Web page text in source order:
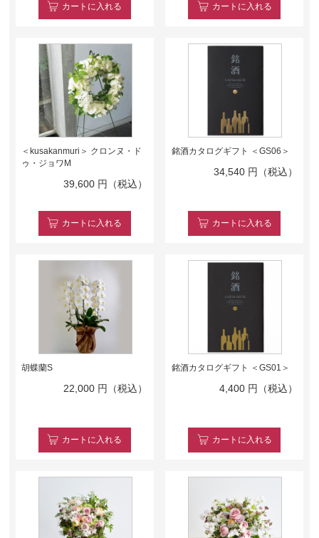
カート に入れる カート に入れる
＜kusakanmuri＞ クロンヌ・ド
ゥ・ジョワM
39,600 円（税込）
カート に入れる
銘酒カタログギフト ＜GS06＞
34,540 円（税込）
カート に入れる
胡蝶蘭S
22,000 円（税込）
カート に入れる
銘酒カタログギフト ＜GS01＞
4,400 円（税込）
カート に入れる